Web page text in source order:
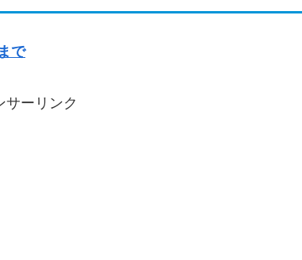
で
サーリンク